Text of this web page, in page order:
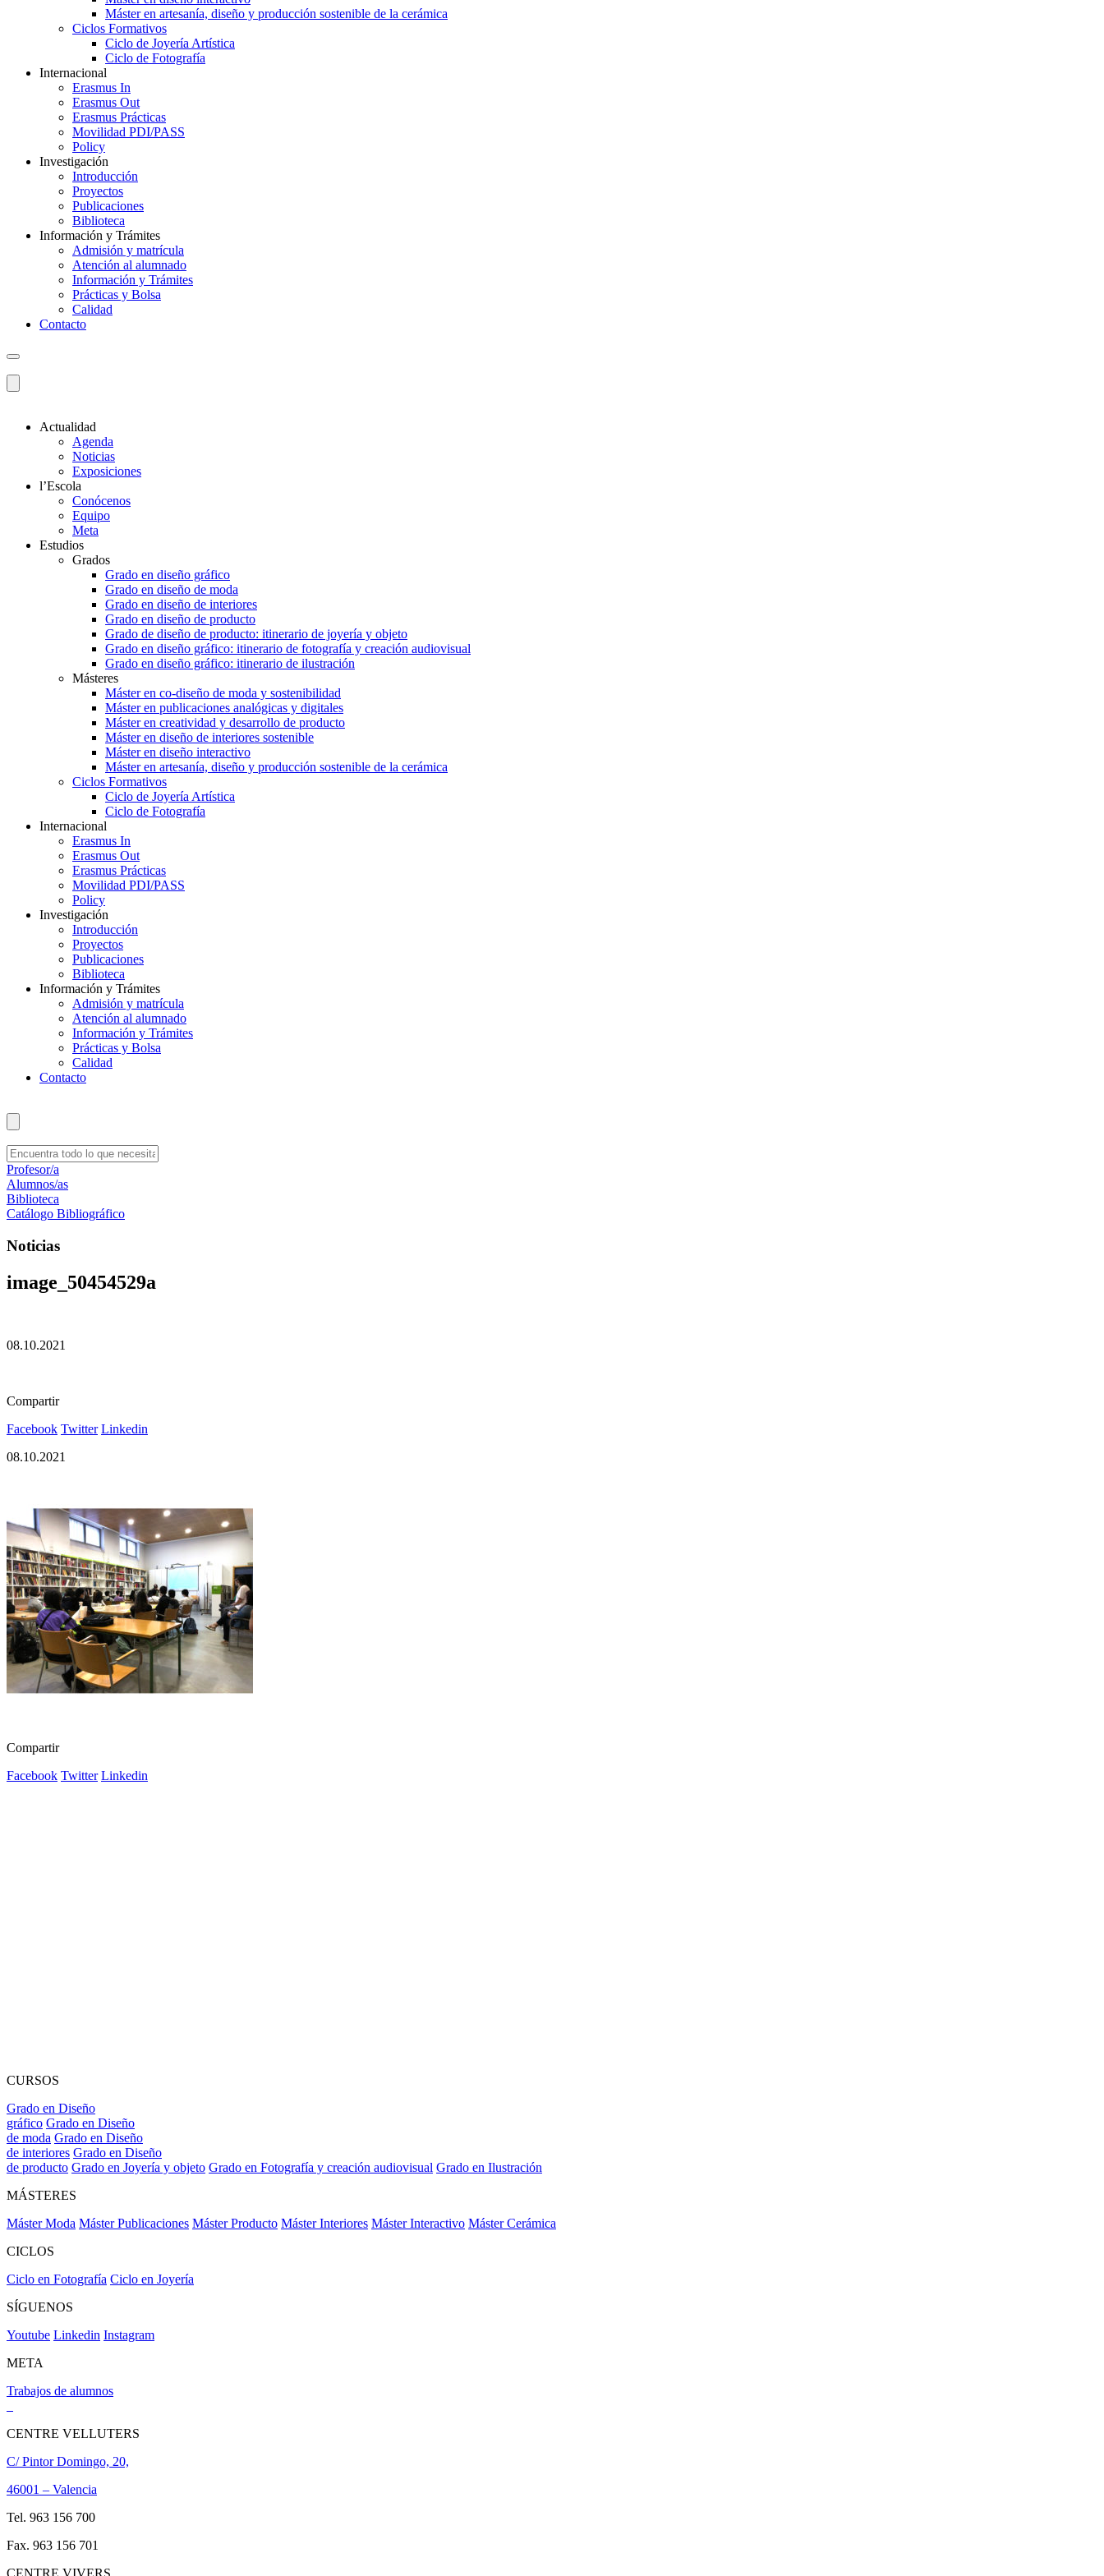
Máster en artesanía, diseño y producción sostenible de la cerámica
Ciclos Formativos
Ciclo de Joyería Artística
Ciclo de Fotografía
Internacional
Erasmus In
Erasmus Out
Erasmus Prácticas
Movilidad PDI/PASS
Policy
Investigación
Introducción
Proyectos
Publicaciones
Biblioteca
Información y Trámites
Admisión y matrícula
Atención al alumnado
Información y Trámites
Prácticas y Bolsa
Calidad
Contacto
Actualidad
Agenda
Noticias
Exposiciones
l’Escola
Conócenos
Equipo
Meta
Estudios
Grados
Grado en diseño gráfico
Grado en diseño de moda
Grado en diseño de interiores
Grado en diseño de producto
Grado de diseño de producto: itinerario de joyería y objeto
Grado en diseño gráfico: itinerario de fotografía y creación audiovisual
Grado en diseño gráfico: itinerario de ilustración
Másteres
Máster en co-diseño de moda y sostenibilidad
Máster en publicaciones analógicas y digitales
Máster en creatividad y desarrollo de producto
Máster en diseño de interiores sostenible
Máster en diseño interactivo
Máster en artesanía, diseño y producción sostenible de la cerámica
Ciclos Formativos
Ciclo de Joyería Artística
Ciclo de Fotografía
Internacional
Erasmus In
Erasmus Out
Erasmus Prácticas
Movilidad PDI/PASS
Policy
Investigación
Introducción
Proyectos
Publicaciones
Biblioteca
Información y Trámites
Admisión y matrícula
Atención al alumnado
Información y Trámites
Prácticas y Bolsa
Calidad
Contacto
Profesor/a
Alumnos/as
Biblioteca
Catálogo Bibliográfico
Noticias
image_50454529a
08.10.2021
Compartir
Facebook Twitter Linkedin
08.10.2021
Compartir
Facebook Twitter Linkedin
CURSOS
Grado en Diseño
gráfico Grado en Diseño
de moda Grado en Diseño
de interiores Grado en Diseño
de producto Grado en Joyería y objeto Grado en Fotografía y creación audiovisual Grado en Ilustración
MÁSTERES
Máster Moda Máster Publicaciones Máster Producto Máster Interiores Máster Interactivo Máster Cerámica
CICLOS
Ciclo en Fotografía Ciclo en Joyería
SÍGUENOS
Youtube Linkedin Instagram
META
Trabajos de alumnos
CENTRE VELLUTERS
C/ Pintor Domingo, 20,
46001 – Valencia
Tel. 963 156 700
Fax. 963 156 701
CENTRE VIVERS